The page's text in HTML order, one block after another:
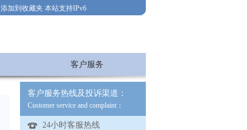
添加到收藏夹 本站支持IPv6
客户服务
客户服务热线及投诉渠道：
Customer service and complaint：
24小时客服热线